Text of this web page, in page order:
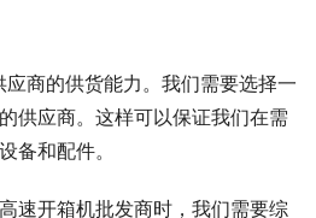
商的供货能力。我们需要选择一
供应商。这样可以保证我们在需
备和配件。
速开箱机批发商时，我们需要综